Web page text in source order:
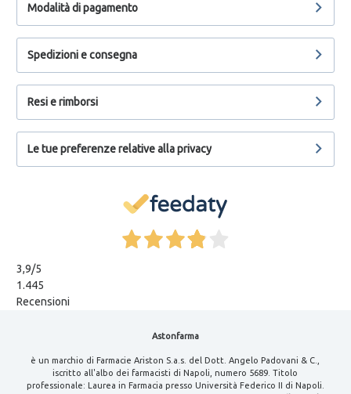
Modalità di pagamento
Spedizioni e consegna
Resi e rimborsi
Le tue preferenze relative alla privacy
3,9/5
1.445
Recensioni
Astonfarma
è un marchio di Farmacie Ariston S.a.s. del Dott. Angelo Padovani & C.,
iscritto all'albo dei farmacisti di Napoli, numero 5689. Titolo
professionale: Laurea in Farmacia presso Università Federico II di Napoli.